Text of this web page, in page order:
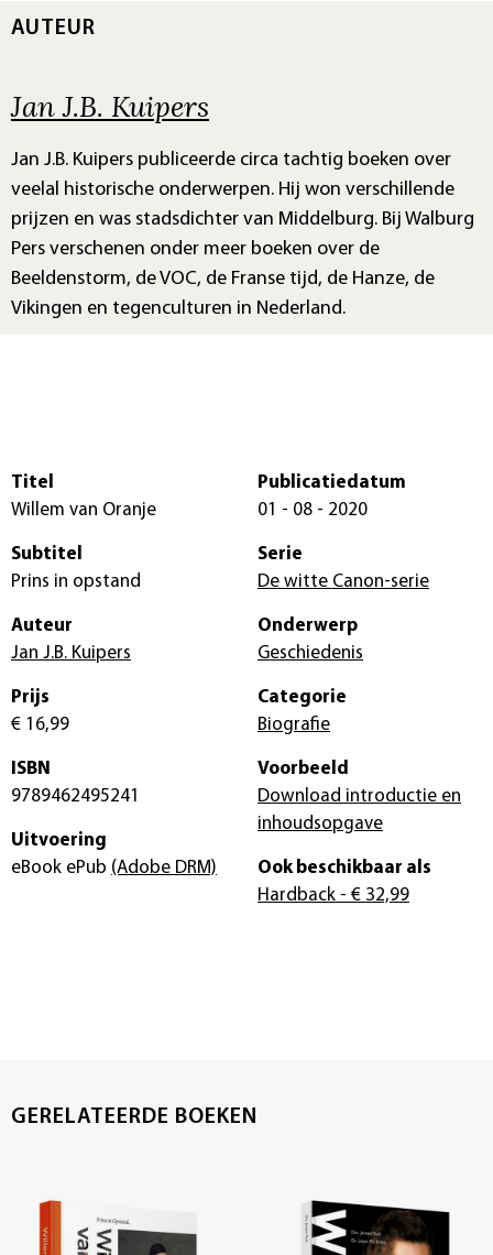
AUTEUR
Jan J.B. Kuipers
Jan J.B. Kuipers publiceerde circa tachtig boeken over
veelal historische onderwerpen. Hij won verschillende
prijzen en was stadsdichter van Middelburg. Bij Walburg
Pers verschenen onder meer boeken over de
Beeldenstorm, de VOC, de Franse tijd, de Hanze, de
Vikingen en tegenculturen in Nederland.
Titel
Willem van Oranje
Subtitel
Prins in opstand
Auteur
Jan J.B. Kuipers
Prijs
€ 16,99
ISBN
9789462495241
Uitvoering
eBook ePub (Adobe DRM)
Publicatiedatum
01 - 08 - 2020
Serie
De witte Canon-serie
Onderwerp
Geschiedenis
Categorie
Biografie
Voorbeeld
Download introductie en
inhoudsopgave
Ook beschikbaar als
Hardback - € 32,99
GERELATEERDE BOEKEN